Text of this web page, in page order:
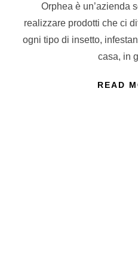
Orphea è un’azienda
realizzare prodotti che ci
ogni tipo di insetto,
casa, in
READ